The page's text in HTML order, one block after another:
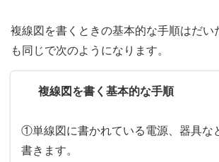
複線図を書くときの基本的な手順はだい
も同じで次のようになります。
複線図を書く基本的な手順
①単線図に書かれている電源、器具な
書きます。